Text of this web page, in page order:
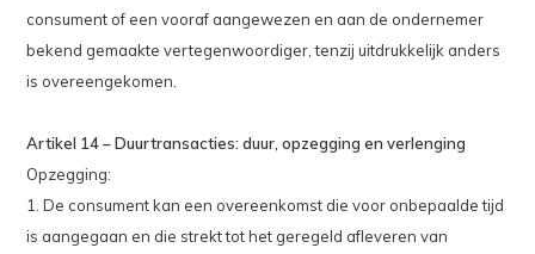
consument of een vooraf aangewezen en aan de ondernemer
bekend gemaakte vertegenwoordiger, tenzij uitdrukkelijk anders
is overeengekomen.
Artikel 14 – Duurtransacties: duur, opzegging en verlenging
Opzegging:
1. De consument kan een overeenkomst die voor onbepaalde tijd
is aangegaan en die strekt tot het geregeld afleveren van